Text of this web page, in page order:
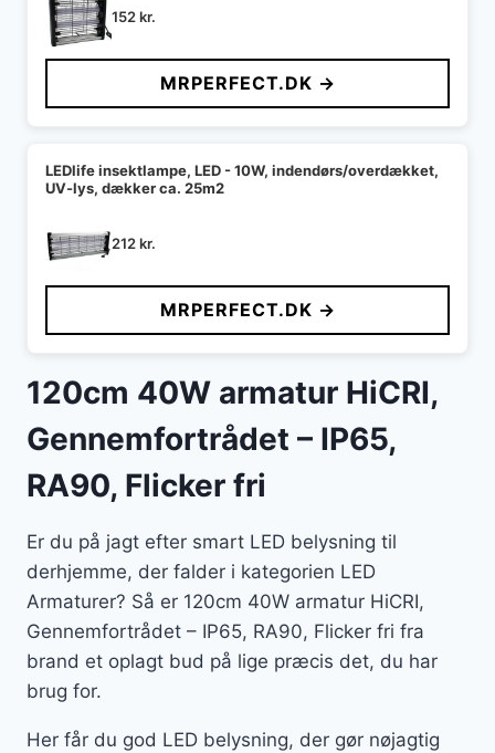
152kr.
MRPERFECT.DK →
LEDlife insektlampe, LED - 10W, indendørs/overdækket,
UV-lys, dækker ca. 25m2
212kr.
MRPERFECT.DK →
120cm 40W armatur HiCRI,
Gennemfortrådet – IP65,
RA90, Flicker fri
Er du på jagt efter smart LED belysning til
derhjemme, der falder i kategorien LED
Armaturer? Så er 120cm 40W armatur HiCRI,
Gennemfortrådet – IP65, RA90, Flicker fri fra
brand et oplagt bud på lige præcis det, du har
brug for.
Her får du god LED belysning, der gør nøjagtig